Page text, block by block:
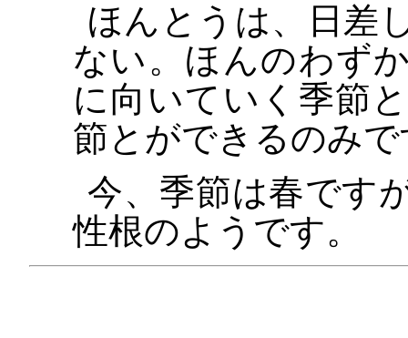
ほんとうは、日差
ない。ほんのわず
に向いていく季節
節とができるのみ
今、季節は春です
性根のようです。